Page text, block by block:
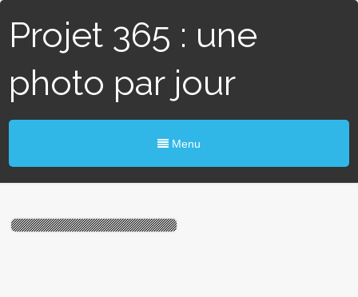
Projet 365 : une
photo par jour
Menu